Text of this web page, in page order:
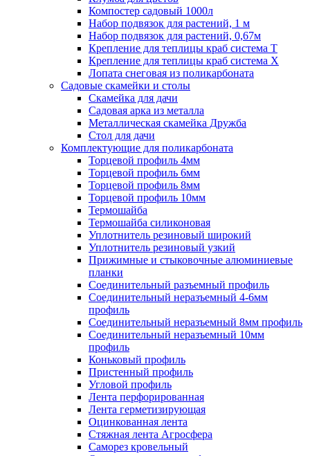
Компостер садовый 1000л
Набор подвязок для растений, 1 м
Набор подвязок для растений, 0,67м
Крепление для теплицы краб система Т
Крепление для теплицы краб система Х
Лопата снеговая из поликарбоната
Садовые скамейки и столы
Скамейка для дачи
Садовая арка из металла
Металлическая скамейка Дружба
Стол для дачи
Комплектующие для поликарбоната
Торцевой профиль 4мм
Торцевой профиль 6мм
Торцевой профиль 8мм
Торцевой профиль 10мм
Термошайба
Термошайба силиконовая
Уплотнитель резиновый широкий
Уплотнитель резиновый узкий
Прижимные и стыковочные алюминиевые
планки
Соединительный разъемный профиль
Соединительный неразъемный 4-6мм
профиль
Соединительный неразъемный 8мм профиль
Соединительный неразъемный 10мм
профиль
Коньковый профиль
Пристенный профиль
Угловой профиль
Лента перфорированная
Лента герметизирующая
Оцинкованная лента
Стяжная лента Агросфера
Саморез кровельный